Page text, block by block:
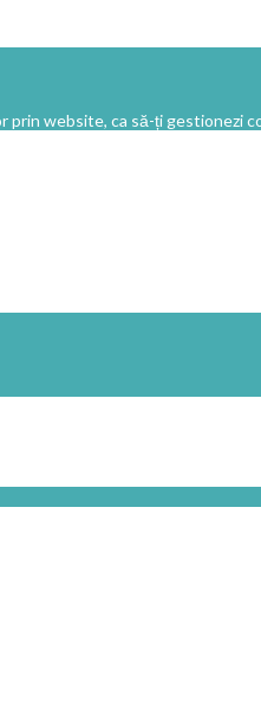
prin website, ca să-ți gestionezi